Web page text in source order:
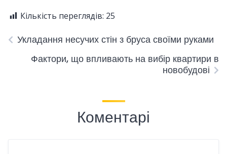
Кількість переглядів: 25
Укладання несучих стін з бруса своїми руками
Фактори, що впливають на вибір квартири в
новобудові
Коментарі